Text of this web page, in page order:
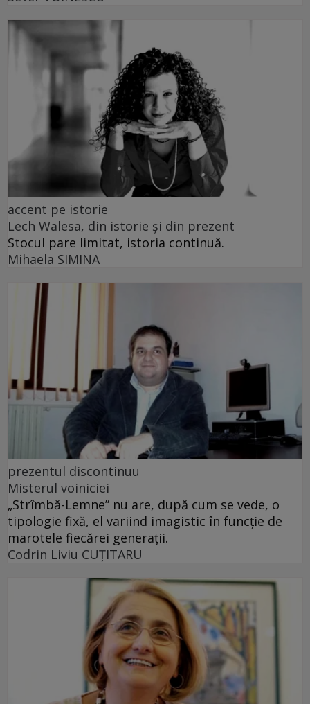
accent pe istorie
Lech Walesa, din istorie și din prezent
Stocul pare limitat, istoria continuă.
Mihaela SIMINA
prezentul discontinuu
Misterul voiniciei
„Strîmbă-Lemne” nu are, după cum se vede, o
tipologie fixă, el variind imagistic în funcţie de
marotele fiecărei generaţii.
Codrin Liviu CUŢITARU